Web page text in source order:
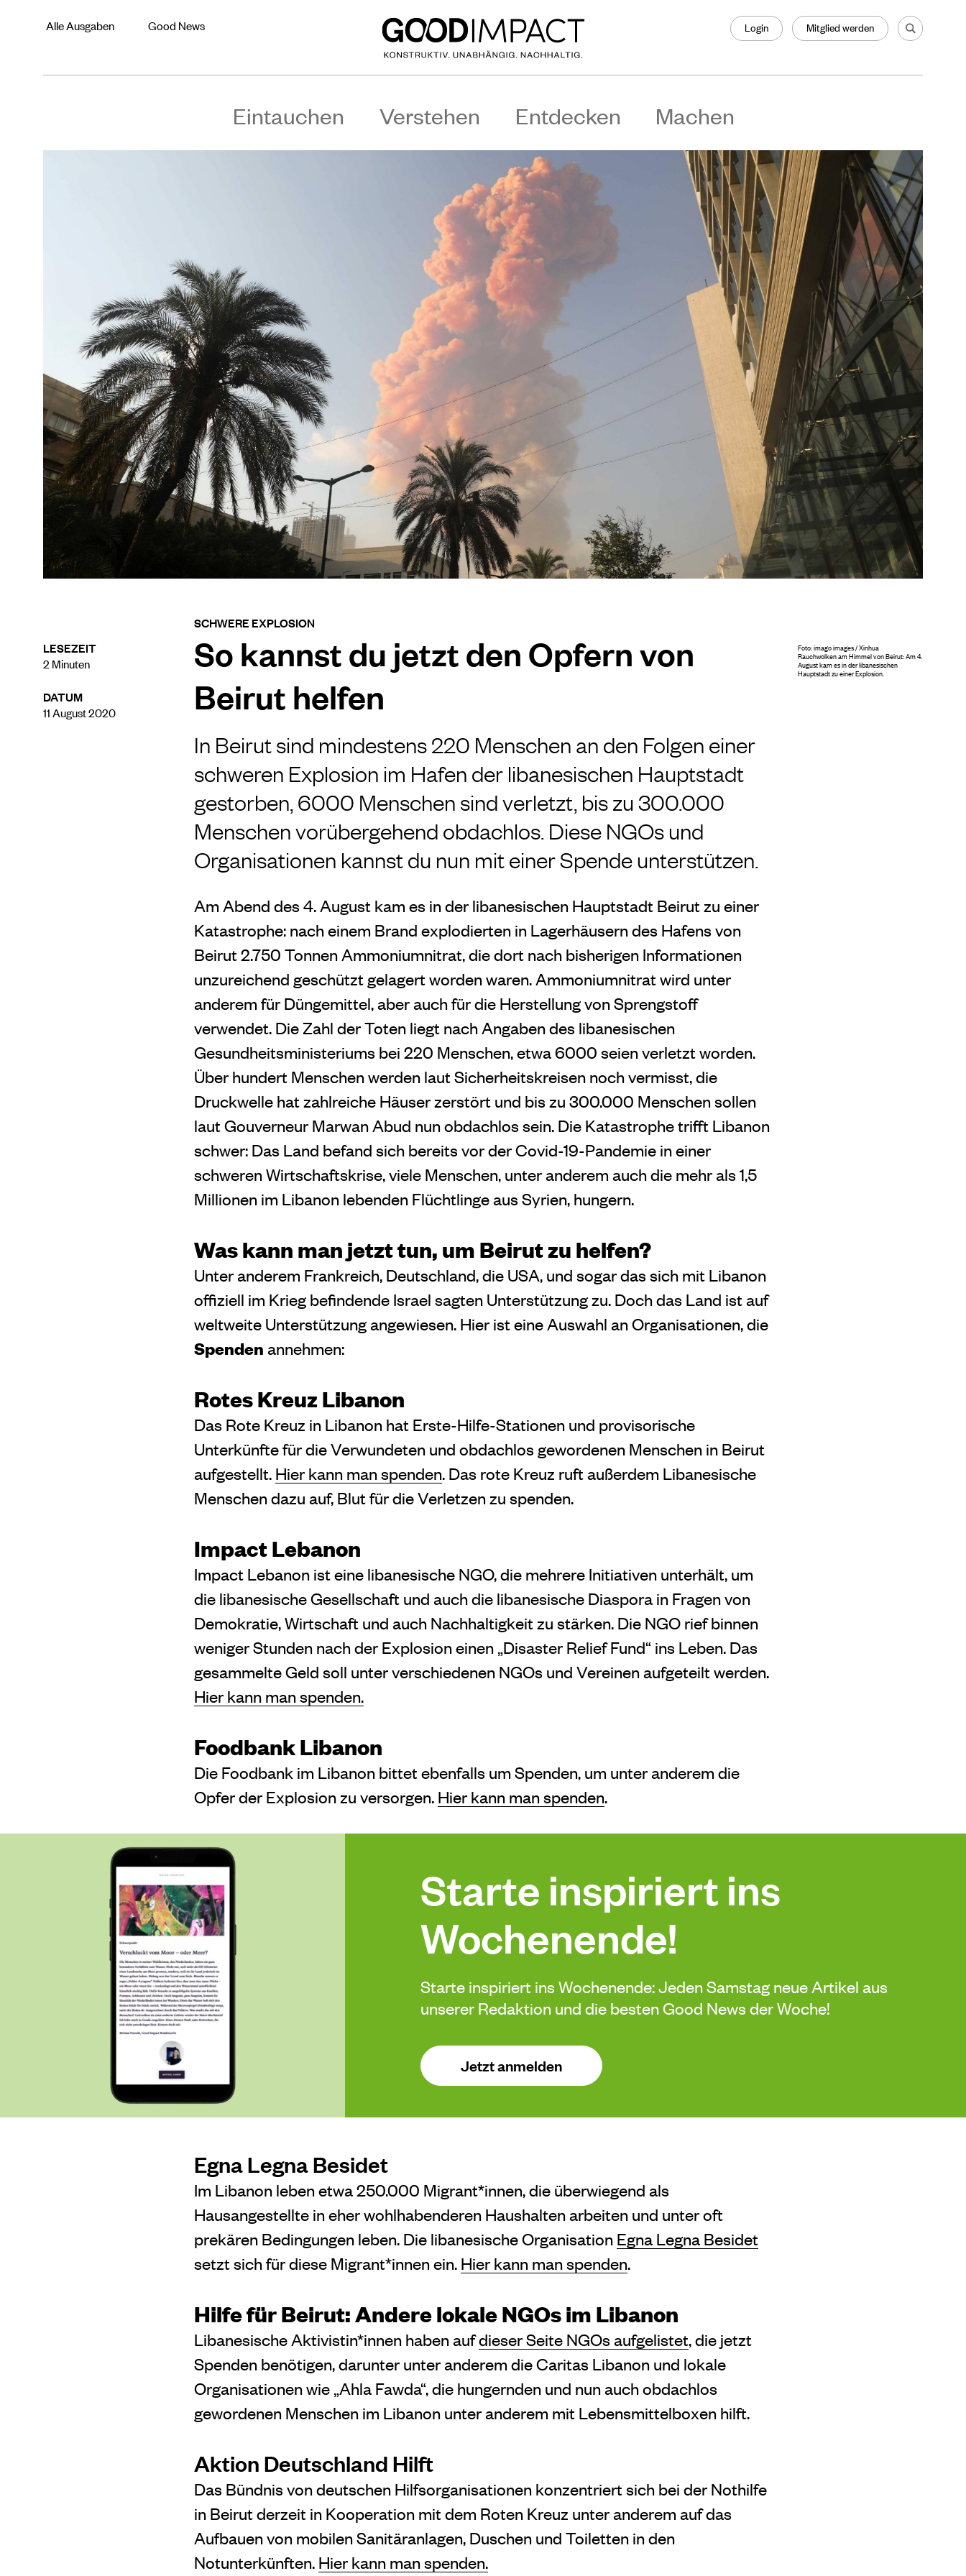
Alle Ausgaben Good News Login Mitglied werden
Eintauchen Verstehen Entdecken Machen
LESEZEIT
2 Minuten
DATUM
11 August 2020
SCHWERE EXPLOSION
So kannst du jetzt den Opfern von
Beirut helfen
In Beirut sind mindestens 220 Menschen an den Folgen einer
schweren Explosion im Hafen der libanesischen Hauptstadt
gestorben, 6000 Menschen sind verletzt, bis zu 300.000
Menschen vorübergehend obdachlos. Diese NGOs und
Organisationen kannst du nun mit einer Spende unterstützen.
Am Abend des 4. August kam es in der libanesischen Hauptstadt Beirut zu einer
Katastrophe: nach einem Brand explodierten in Lagerhäusern des Hafens von
Beirut 2.750 Tonnen Ammoniumnitrat, die dort nach bisherigen Informationen
unzureichend geschützt gelagert worden waren. Ammoniumnitrat wird unter
anderem für Düngemittel, aber auch für die Herstellung von Sprengstoff
verwendet. Die Zahl der Toten liegt nach Angaben des libanesischen
Gesundheitsministeriums bei 220 Menschen, etwa 6000 seien verletzt worden.
Über hundert Menschen werden laut Sicherheitskreisen noch vermisst, die
Druckwelle hat zahlreiche Häuser zerstört und bis zu 300.000 Menschen sollen
laut Gouverneur Marwan Abud nun obdachlos sein. Die Katastrophe trifft Libanon
schwer: Das Land befand sich bereits vor der Covid-19-Pandemie in einer
schweren Wirtschaftskrise, viele Menschen, unter anderem auch die mehr als 1,5
Millionen im Libanon lebenden Flüchtlinge aus Syrien, hungern.
Was kann man jetzt tun, um Beirut zu helfen?
Unter anderem Frankreich, Deutschland, die USA, und sogar das sich mit Libanon
offiziell im Krieg befindende Israel sagten Unterstützung zu. Doch das Land ist auf
weltweite Unterstützung angewiesen. Hier ist eine Auswahl an Organisationen, die
Spenden annehmen:
Rotes Kreuz Libanon
Das Rote Kreuz in Libanon hat Erste-Hilfe-Stationen und provisorische
Unterkünfte für die Verwundeten und obdachlos gewordenen Menschen in Beirut
aufgestellt. Hier kann man spenden. Das rote Kreuz ruft außerdem Libanesische
Menschen dazu auf, Blut für die Verletzen zu spenden.
Impact Lebanon
Impact Lebanon ist eine libanesische NGO, die mehrere Initiativen unterhält, um
die libanesische Gesellschaft und auch die libanesische Diaspora in Fragen von
Demokratie, Wirtschaft und auch Nachhaltigkeit zu stärken. Die NGO rief binnen
weniger Stunden nach der Explosion einen „Disaster Relief Fund“ ins Leben. Das
gesammelte Geld soll unter verschiedenen NGOs und Vereinen aufgeteilt werden.
Hier kann man spenden.
Foodbank Libanon
Die Foodbank im Libanon bittet ebenfalls um Spenden, um unter anderem die
Opfer der Explosion zu versorgen. Hier kann man spenden.
Starte inspiriert ins
Wochenende!
Starte inspiriert ins Wochenende: Jeden Samstag neue Artikel aus
unserer Redaktion und die besten Good News der Woche!
Jetzt anmelden
Egna Legna Besidet
Im Libanon leben etwa 250.000 Migrant*innen, die überwiegend als
Hausangestellte in eher wohlhabenderen Haushalten arbeiten und unter oft
prekären Bedingungen leben. Die libanesische Organisation Egna Legna Besidet
setzt sich für diese Migrant*innen ein. Hier kann man spenden.
Hilfe für Beirut: Andere lokale NGOs im Libanon
Libanesische Aktivistin*innen haben aufdieser Seite NGOs aufgelistet, die jetzt
Spenden benötigen, darunter unter anderem die Caritas Libanon und lokale
Organisationen wie „Ahla Fawda“, die hungernden und nun auch obdachlos
gewordenen Menschen im Libanon unter anderem mit Lebensmittelboxen hilft.
Aktion Deutschland Hilft
Das Bündnis von deutschen Hilfsorganisationen konzentriert sich bei der Nothilfe
in Beirut derzeit in Kooperation mit dem Roten Kreuz unter anderem auf das
Aufbauen von mobilen Sanitäranlagen, Duschen und Toiletten in den
Notunterkünften. Hier kann man spenden.
Foto: imago images / Xinhua
Rauchwolken am Himmel von Beirut: Am 4.
August kam es in der libanesischen
Hauptstadt zu einer Explosion.